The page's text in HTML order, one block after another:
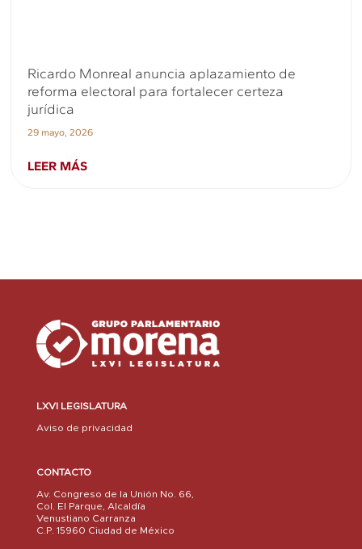
Ricardo Monreal anuncia aplazamiento de
reforma electoral para fortalecer certeza
jurídica
29 mayo, 2026
LEER MÁS
LXVI LEGISLATURA
Aviso de privacidad
CONTACTO
Av. Congreso de la Unión No. 66,
Col. El Parque, Alcaldía
Venustiano Carranza
C.P. 15960 Ciudad de México